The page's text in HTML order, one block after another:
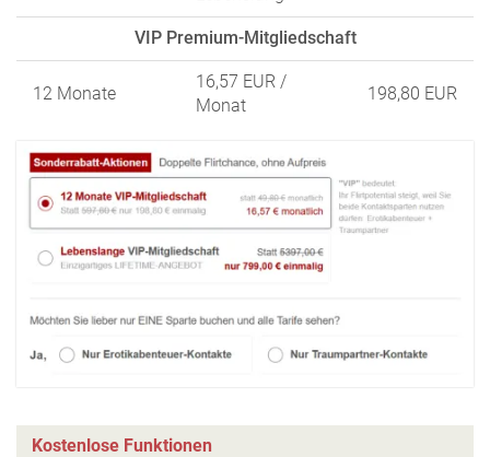
VIP Premium-Mitgliedschaft
12 Monate
16,57 EUR /
Monat
198,80 EUR
Kostenlose Funktionen